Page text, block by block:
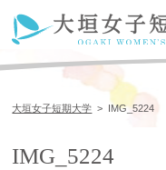
大垣女子短期大学 > IMG_5224
IMG_5224